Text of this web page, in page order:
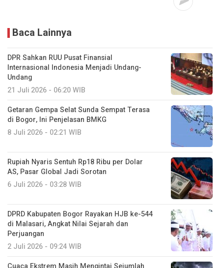
Baca Lainnya
DPR Sahkan RUU Pusat Finansial
Internasional Indonesia Menjadi Undang-
Undang
21 Juli 2026 - 06:20 WIB
Getaran Gempa Selat Sunda Sempat Terasa
di Bogor, Ini Penjelasan BMKG
8 Juli 2026 - 02:21 WIB
Rupiah Nyaris Sentuh Rp18 Ribu per Dolar
AS, Pasar Global Jadi Sorotan
6 Juli 2026 - 03:28 WIB
DPRD Kabupaten Bogor Rayakan HJB ke-544
di Malasari, Angkat Nilai Sejarah dan
Perjuangan
2 Juli 2026 - 09:24 WIB